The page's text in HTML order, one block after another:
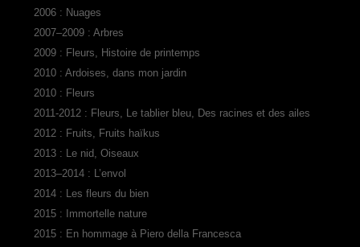
2006 : Nuages
2007–2009 : Arbres
2009 : Fleurs, Histoire de printemps
2010 : Ardoises, dans mon jardin
2010 : Fleurs
2011-2012 : Fleurs, Le tablier bleu, Des racines et des ailes
2012 : Fruits, Fruits haïkus
2013 : Le nid, Oiseaux
2013–2014 : L’envol
2014 : Les fleurs du bien
2015 : Immortelle nature
2015 : En hommage à Piero della Francesca